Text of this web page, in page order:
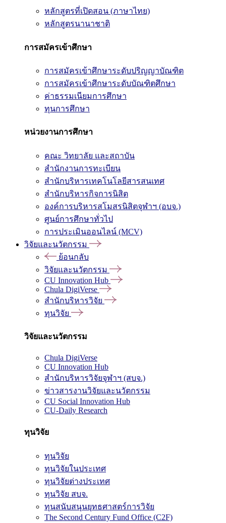
หลักสูตรที่เปิดสอน (ภาษาไทย)
หลักสูตรนานาชาติ
การสมัครเข้าศึกษา
การสมัครเข้าศึกษาระดับปริญญาบัณฑิต
การสมัครเข้าศึกษาระดับบัณฑิตศึกษา
ค่าธรรมเนียมการศึกษา
ทุนการศึกษา
หน่วยงานการศึกษา
คณะ วิทยาลัย และสถาบัน
สำนักงานการทะเบียน
สำนักบริหารเทคโนโลยีสารสนเทศ
สำนักบริหารกิจการนิสิต
องค์การบริหารสโมสรนิสิตจุฬาฯ (อบจ.)
ศูนย์การศึกษาทั่วไป
การประเมินออนไลน์ (MCV)
วิจัยและนวัตกรรม
ย้อนกลับ
วิจัยและนวัตกรรม
CU Innovation Hub
Chula DigiVerse
สำนักบริหารวิจัย
ทุนวิจัย
วิจัยและนวัตกรรม
Chula DigiVerse
CU Innovation Hub
สำนักบริหารวิจัยจุฬาฯ (สบจ.)
ข่าวสารงานวิจัยและนวัตกรรม
CU Social Innovation Hub
CU-Daily Research
ทุนวิจัย
ทุนวิจัย
ทุนวิจัยในประเทศ
ทุนวิจัยต่างประเทศ
ทุนวิจัย สบจ.
ทุนสนับสนุนยุทธศาสตร์การวิจัย
The Second Century Fund Office (C2F)